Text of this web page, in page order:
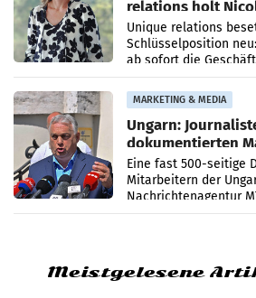
relations holt
Geschäftsleitung
Unique relations
Schlüsselposition
ab sofort die
PR-Agentur an der
Anna Kalina-Mahr.
MARKETING & MEDIA
Ungarn:
dokumentierten
Zensur
Eine fast 500-seitige
Mitarbeitern der
Nachrichtenagentur
systematische
Meistgelesene